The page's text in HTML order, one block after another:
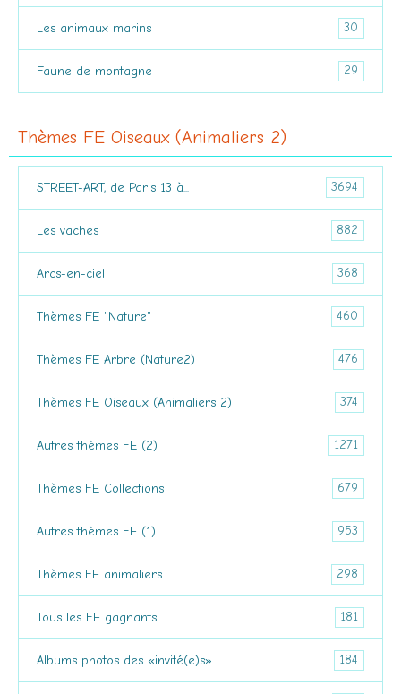
Les animaux marins 30
Faune de montagne 29
Thèmes FE Oiseaux (Animaliers 2)
STREET-ART, de Paris 13 à... 3694
Les vaches 882
Arcs-en-ciel 368
Thèmes FE "Nature" 460
Thèmes FE Arbre (Nature2) 476
Thèmes FE Oiseaux (Animaliers 2) 374
Autres thèmes FE (2) 1271
Thèmes FE Collections 679
Autres thèmes FE (1) 953
Thèmes FE animaliers 298
Tous les FE gagnants 181
Albums photos des «invité(e)s» 184